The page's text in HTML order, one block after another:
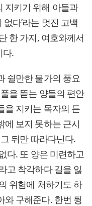
지키기 위해 아들과
다’라는 멋진 고백
한 가지, 여호와께서
다.
쉴만한 물가의 풍요
을 뜯는 양들의 편안
을 지키는 목자의 든
에 보지 못하는 근시
뒤만 따라다닌다.
다. 또 양은 미련하고
고 착각하다 길을 잃
위험에 처하기도 하
와 구해준다. 한번 뒹